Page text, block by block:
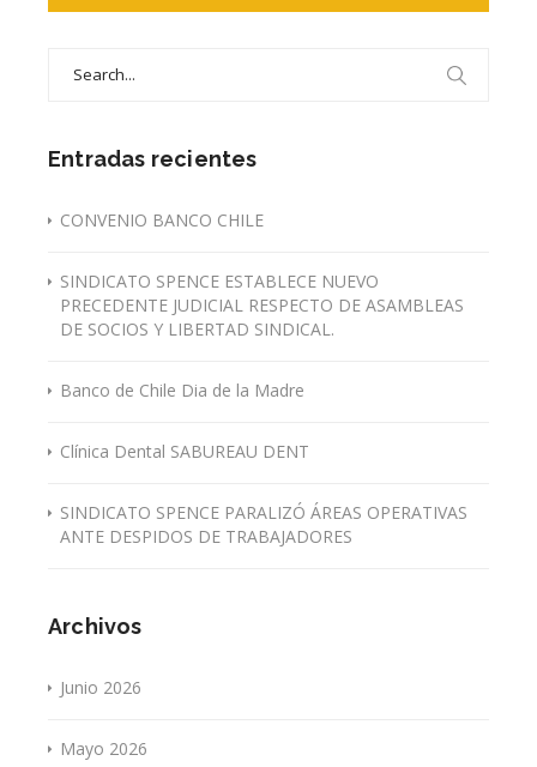
Entradas recientes
CONVENIO BANCO CHILE
SINDICATO SPENCE ESTABLECE NUEVO
PRECEDENTE JUDICIAL RESPECTO DE ASAMBLEAS
DE SOCIOS Y LIBERTAD SINDICAL.
Banco de Chile Dia de la Madre
Clínica Dental SABUREAU DENT
SINDICATO SPENCE PARALIZÓ ÁREAS OPERATIVAS
ANTE DESPIDOS DE TRABAJADORES
Archivos
Junio 2026
Mayo 2026